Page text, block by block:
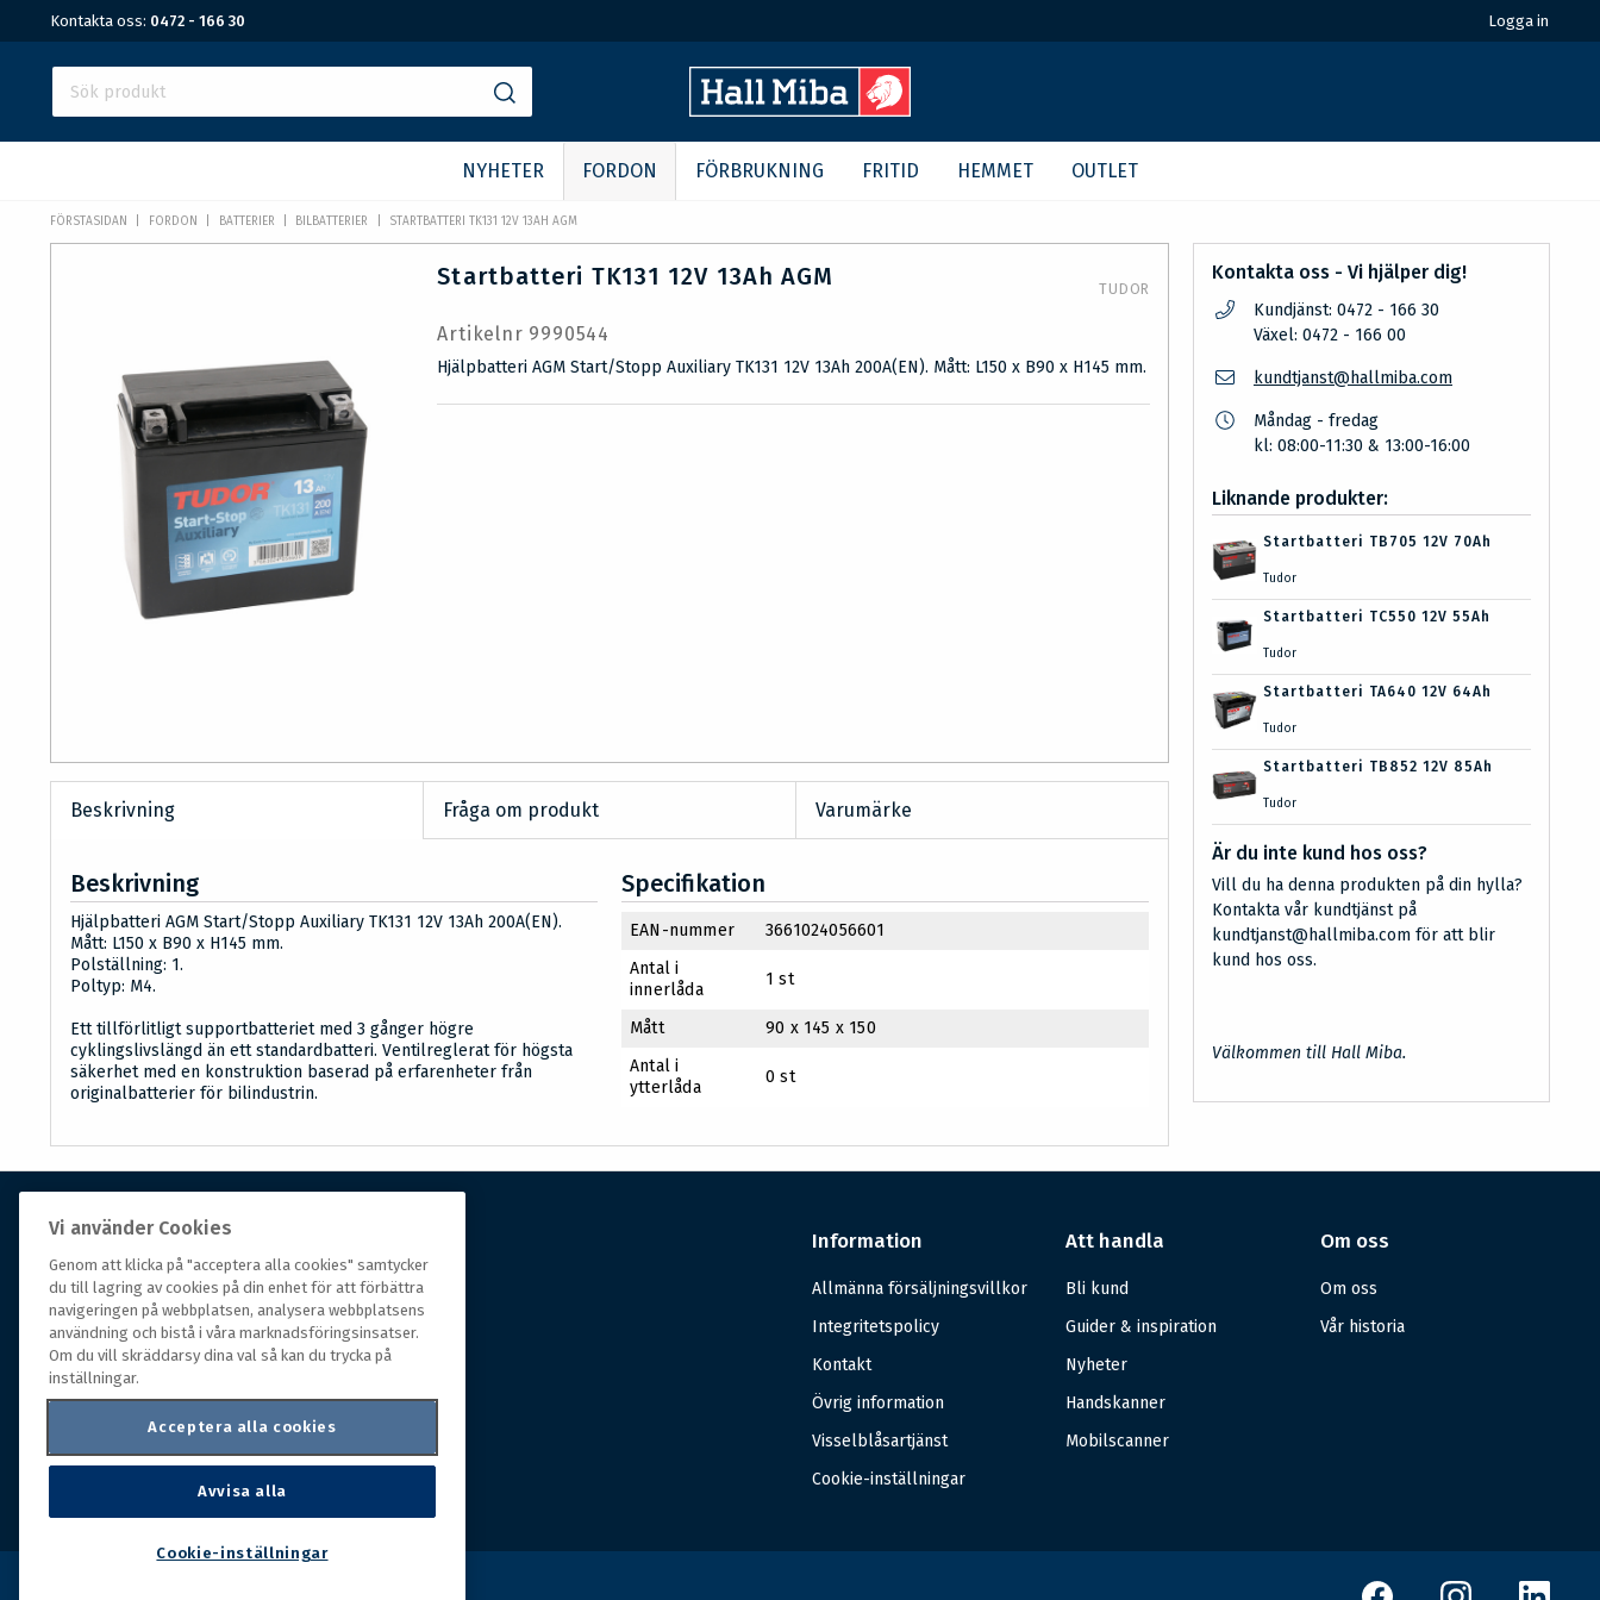
Kontakta oss: 0472 - 166 30 Logga in
NYHETER FORDON FÖRBRUKNING FRITID HEMMET OUTLET
FÖRSTASIDAN FORDON BATTERIER BILBATTERIER STARTBATTERI TK131 12V 13AH AGM
Startbatteri TK131 12V 13Ah AGM TUDOR
Artikelnr 9990544
Hjälpbatteri AGM Start/Stopp Auxiliary TK131 12V 13Ah 200A(EN). Mått: L150 x B90 x H145 mm.
Beskrivning Fråga om produkt Varumärke
Beskrivning
Hjälpbatteri AGM Start/Stopp Auxiliary TK131 12V 13Ah 200A(EN).
Mått: L150 x B90 x H145 mm.
Polställning: 1.
Poltyp: M4.
Ett tillförlitligt supportbatteriet med 3 gånger högre
cyklingslivslängd än ett standardbatteri. Ventilreglerat för högsta
säkerhet med en konstruktion baserad på erfarenheter från
originalbatterier för bilindustrin.
Specifikation
EAN-nummer
3661024056601
Antal i
innerlåda
1 st
Mått
90 x 145 x 150
Antal i
ytterlåda
0 st
Kontakta oss - Vi hjälper dig!
Kundjänst: 0472 - 166 30
Växel: 0472 - 166 00
kundtjanst@hallmiba.com
Måndag - fredag
kl: 08:00-11:30 & 13:00-16:00
Liknande produkter:
Startbatteri TB705 12V 70Ah
Tudor
Startbatteri TC550 12V 55Ah
Tudor
Startbatteri TA640 12V 64Ah
Tudor
Startbatteri TB852 12V 85Ah
Tudor
Är du inte kund hos oss?
Vill du ha denna produkten på din hylla?
Kontakta vår kundtjänst på
kundtjanst@hallmiba.com för att blir
kund hos oss.
Välkommen till Hall Miba.
Om Hall Miba
Hall Miba är grossisten som funnits på marknaden i
över 150 år. Från huvudkontoret i småländska Växjö
styrs hela organisationen, som erbjuder prisvärda
produkter till kunder i rörelse.
Information
Allmänna försäljningsvillkor
Integritetspolicy
Kontakt
Övrig information
Visselblåsartjänst
Cookie-inställningar
Att handla
Bli kund
Guider & inspiration
Nyheter
Handskanner
Mobilscanner
Om oss
Om oss
Vår historia
Vi använder Cookies
Genom att klicka på "acceptera alla cookies" samtycker
du till lagring av cookies på din enhet för att förbättra
navigeringen på webbplatsen, analysera webbplatsens
användning och bistå i våra marknadsföringsinsatser.
Om du vill skräddarsy dina val så kan du trycka på
inställningar.
Acceptera alla cookies
Avvisa alla
Cookie-inställningar